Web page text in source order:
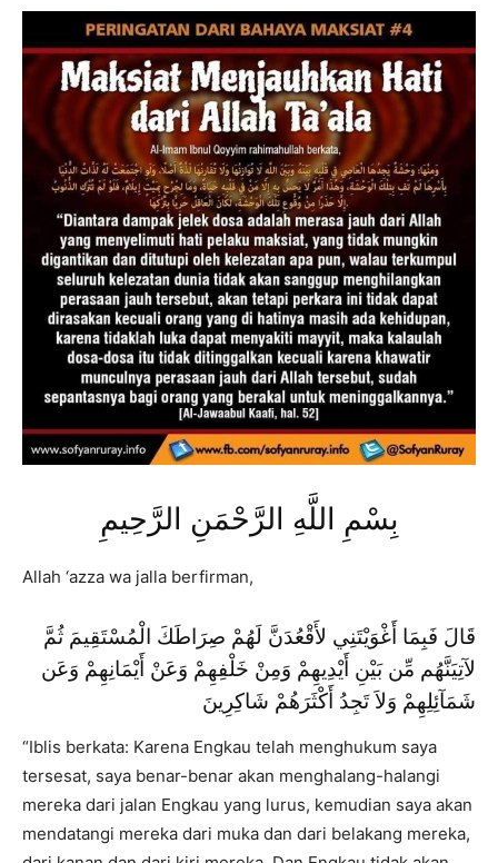
بِسْمِ اللَّهِ الرَّحْمَنِ الرَّحِيمِ
Allah ‘azza wa jalla berfirman,
قَالَ فَبِمَا أَغْوَيْتَنِي لأَقْعُدَنَّ لَهُمْ صِرَاطَكَ الْمُسْتَقِيمَ ثُمَّ
لآتِيَنَّهُم مِّن بَيْنِ أَيْدِيهِمْ وَمِنْ خَلْفِهِمْ وَعَنْ أَيْمَانِهِمْ وَعَن
شَمَآئِلِهِمْ وَلاَ تَجِدُ أَكْثَرَهُمْ شَاكِرِينَ
“Iblis berkata: Karena Engkau telah menghukum saya
tersesat, saya benar-benar akan menghalang-halangi
mereka dari jalan Engkau yang lurus, kemudian saya akan
mendatangi mereka dari muka dan dari belakang mereka,